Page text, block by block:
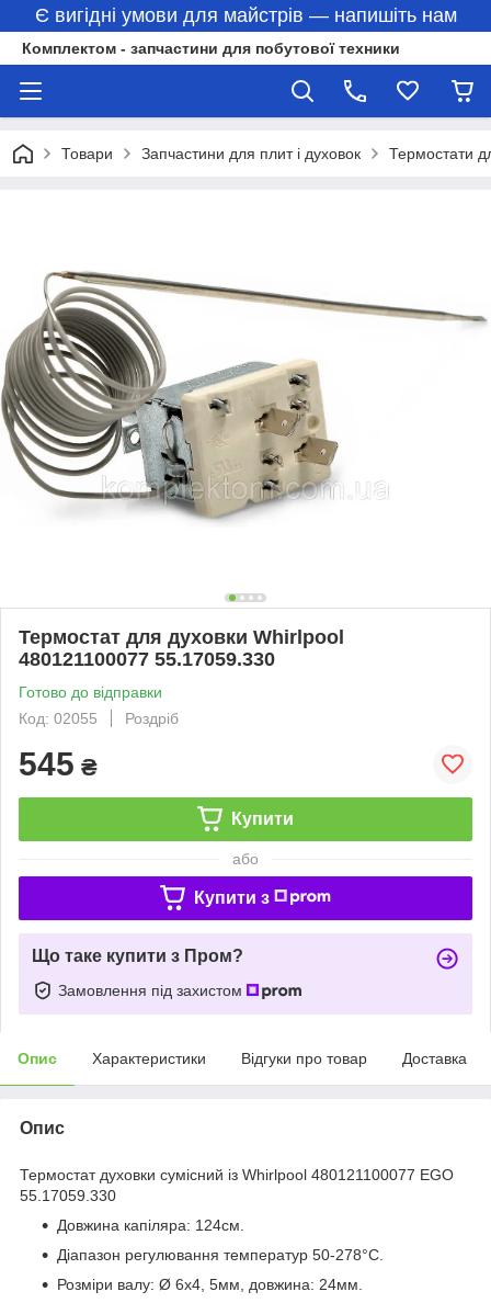
Є вигідні умови для майстрів — напишіть нам
Комплектом - запчастини для побутової техники
Товари Запчастини для плит і духовок Термостати
Термостат для духовки Whirlpool
480121100077 55.17059.330
Готово до відправки
Код: 02055
Роздріб
545 ₴
Купити
або
Купити з
Що таке купити з Пром?
Замовлення під захистом
Опис Характеристики Відгуки про товар Доставка
Опис
Термостат духовки сумісний із Whirlpool 480121100077 EGO
55.17059.330
Довжина капіляра: 124см.
Діапазон регулювання температур 50-278°С.
Розміри валу: Ø 6х4, 5мм, довжина: 24мм.